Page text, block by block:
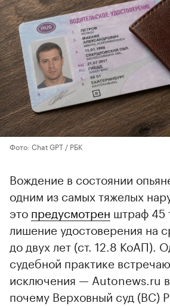
Фото: Chat GPT / РБК
Вождение в состоянии
одним из самых тяжелых
это предусмотрен штраф 45
лишение удостоверения на
до двух лет (ст. 12.8 КоАП).
судебной практике
исключения — Autonews.ru
почему Верховный суд (ВС)